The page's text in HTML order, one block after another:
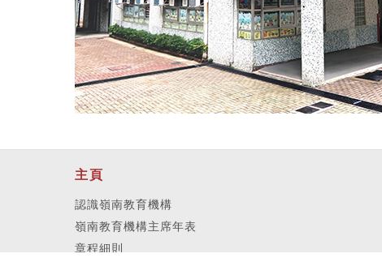
主頁
認識嶺南教育機構
嶺南教育機構主席年表
章程細則